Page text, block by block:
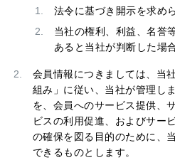
法令に基づき開示を求め
当社の権利、利益、名誉
あると当社が判断した場
会員情報につきましては、当
組み」に従い、当社が管理し
を、会員へのサービス提供、
ビスの利用促進、およびサー
の確保を図る目的のために、
できるものとします。